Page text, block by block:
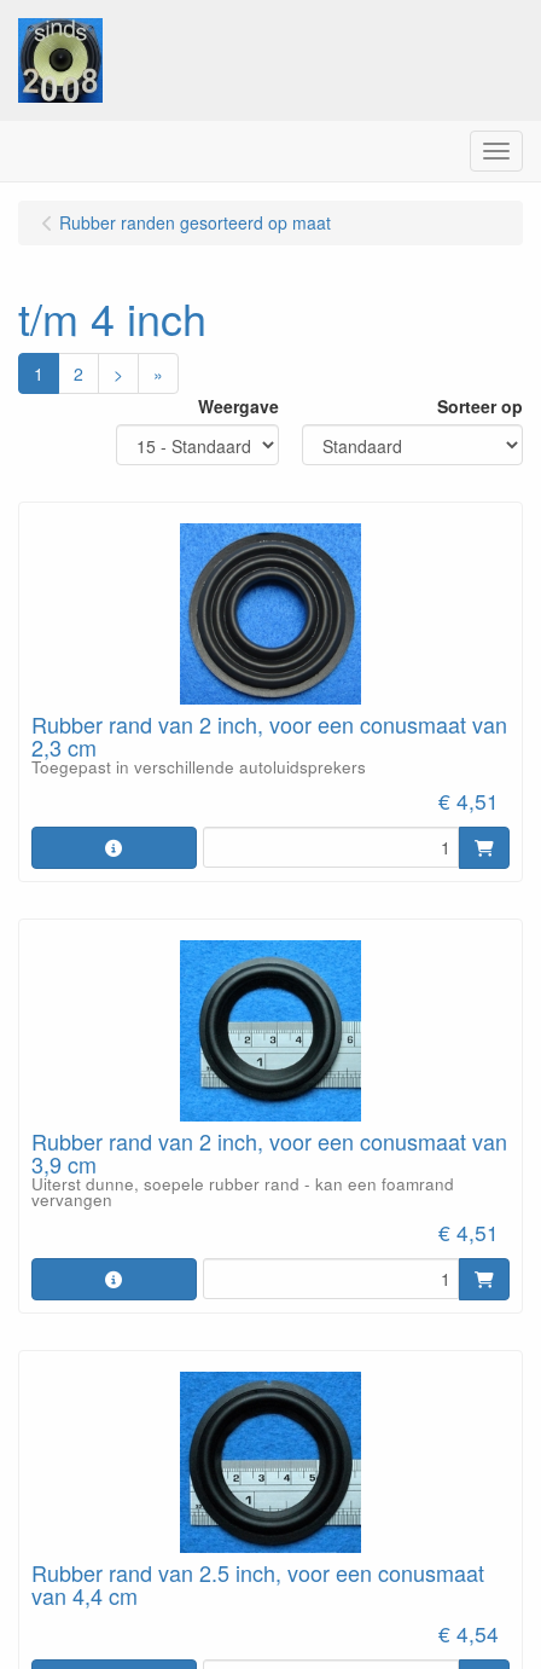
Menu
Rubber randen gesorteerd op maat
t/m 4 inch
1 2 >
»
Weergave
Sorteer op
Rubber rand van 2 inch, voor een conusmaat van
2,3 cm
Toegepast in verschillende autoluidsprekers
€ 4,51
Rubber rand van 2 inch, voor een conusmaat van
3,9 cm
Uiterst dunne, soepele rubber rand - kan een foamrand
vervangen
€ 4,51
Rubber rand van 2.5 inch, voor een conusmaat
van 4,4 cm
€ 4,54